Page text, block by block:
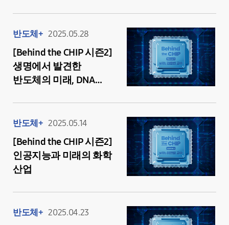
반도체+ 2025.05.28
[Behind the CHIP 시즌2]
생명에서 발견한
반도체의 미래, DNA
반도체+ 2025.05.14
[Behind the CHIP 시즌2]
인공지능과 미래의 화학
산업
반도체+ 2025.04.23